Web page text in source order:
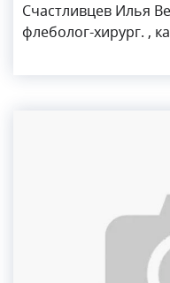
Счастливцев Илья
флеболог-хирург. ,